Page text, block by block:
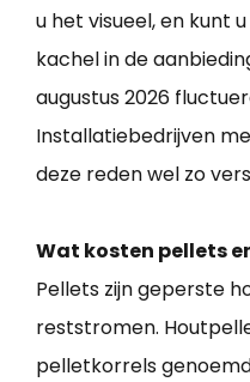
u het visueel, en kunt
kachel in de
augustus 2026
Installatiebedrijven
deze reden wel zo
Wat kosten pellets
Pellets zijn geperste
reststromen.
pelletkorrels